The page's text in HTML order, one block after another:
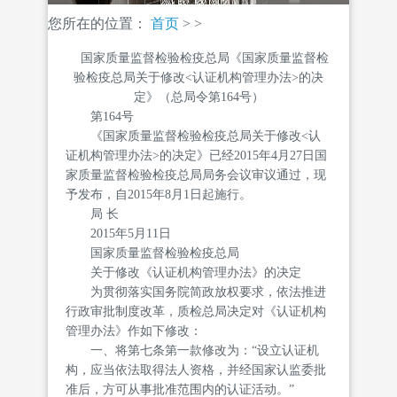
您所在的位置： 首页 > >
国家质量监督检验检疫总局《国家质量监督检
验检疫总局关于修改<认证机构管理办法>的决
定》（总局令第164号）
第164号
《国家质量监督检验检疫总局关于修改<认
证机构管理办法>的决定》已经2015年4月27日国
家质量监督检验检疫总局局务会议审议通过，现
予发布，自2015年8月1日起施行。
局 长
2015年5月11日
国家质量监督检验检疫总局
关于修改《认证机构管理办法》的决定
为贯彻落实国务院简政放权要求，依法推进
行政审批制度改革，质检总局决定对《认证机构
管理办法》作如下修改：
一、将第七条第一款修改为：“设立认证机
构，应当依法取得法人资格，并经国家认监委批
准后，方可从事批准范围内的认证活动。”